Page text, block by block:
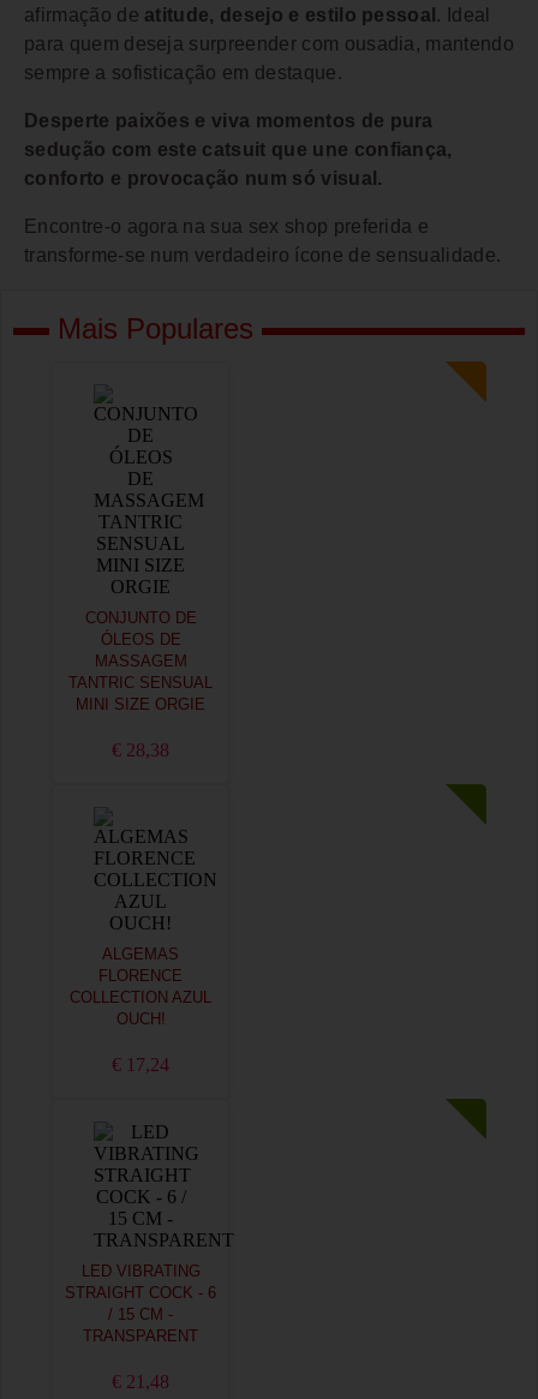
afirmação de atitude, desejo e estilo pessoal . Ideal
para quem deseja surpreender com ousadia, mantendo
sempre a sofisticação em destaque.
Desperte paixões e viva momentos de pura
sedução com este catsuit que une confiança,
conforto e provocação num só visual.
Encontre-o agora na sua sex shop preferida e
transforme-se num verdadeiro ícone de sensualidade.
Mais Populares
CONJUNTO DE
ÓLEOS DE
MASSAGEM
TANTRIC SENSUAL
MINI SIZE ORGIE
€ 28,38
ALGEMAS
FLORENCE
COLLECTION AZUL
OUCH!
€ 17,24
LED VIBRATING
STRAIGHT COCK - 6
/ 15 CM -
TRANSPARENT
€ 21,48